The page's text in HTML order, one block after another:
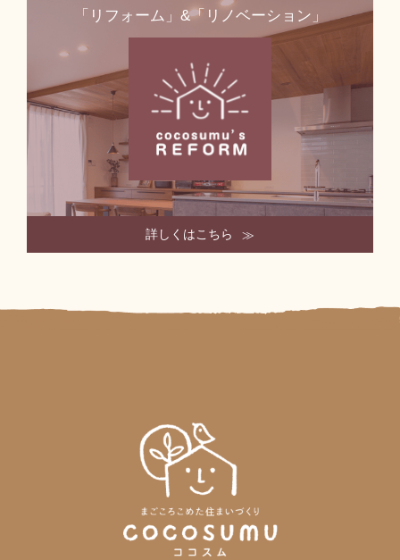
「リフォーム」&「リノベーション」
詳しくはこちら